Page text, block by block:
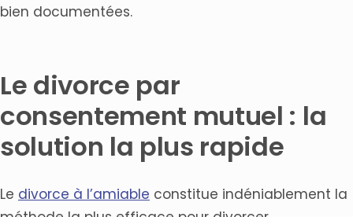
bien documentées.
Le divorce par
consentement mutuel : la
solution la plus rapide
Le divorce à l’amiable constitue indéniablement la